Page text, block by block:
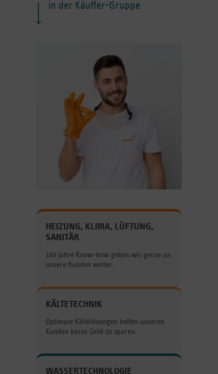
in der Käuffer-Gruppe
HEIZUNG, KLIMA, LÜFTUNG,
SANITÄR
160 Jahre Know-how geben wir gerne an
unsere Kunden weiter.
KÄLTETECHNIK
Optimale Kältelösungen helfen unseren
Kunden bares Geld zu sparen.
WASSERTECHNOLOGIE